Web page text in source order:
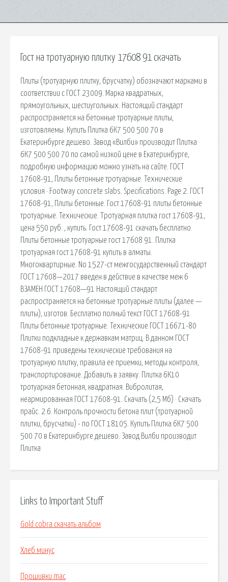
Гост на тротуарную плитку 17608 91 скачать
Плиты (тротуарную плитку, брусчатку) обозначают марками в
соответствии с ГОСТ 23009. Марка квадратных,
прямоугольных, шестиугольных. Настоящий стандарт
распространяется на бетонные тротуарные плиты,
изготовляемы. Купить Плитка 6К7 500 500 70 в
Екатеринбурге дешево. Завод «Вилби» производит Плитка
6К7 500 500 70 по самой низкой цене в Екатеринбурге,
подробную информацию можно узнать на сайте. ГОСТ
17608-91, Плиты бетонные тротуарные. Технические
условия · Footway concrete slabs. Specifications. Page 2. ГОСТ
17608-91, Плиты бетонные. Гост 17608-91 плиты бетонные
тротуарные. Технические. Тротуарная плитка гост 17608-91,
цена 550 руб. , купить. Гост 17608-91 скачать бесплатно.
Плиты бетонные тротуарные гост 17608 91. Плитка
тротуарная гост 17608-91 купить в алматы.
Многоквартирные. No 1527-ст межгосударственный стандарт
ГОСТ 17608—2017 введен в действие в качестве меж 6
ВЗАМЕН ГОСТ 17608—91 Настоящий стандарт
распространяется на бетонные тротуарные плиты (далее —
плиты), изготов. Бесплатно полный текст ГОСТ 17608-91
Плиты бетонные тротуарные. Технические ГОСТ 16671-80
Плитки подкладные к державкам матриц. В данном ГОСТ
17608-91 приведены технические требования на
тротуарную плитку, правила ее приемки, методы контроля,
транспортирование. Добавить в заявку. Плитка 6К10
тротуарная бетонная, квадратная. Вибролитая,
неармированная ГОСТ 17608-91. Скачать (2,5 Мб) · Скачать
прайс. 2.6. Контроль прочности бетона плит (тротуарной
плитки, брусчатки) - по ГОСТ 18105. Купить Плитка 6К7 500
500 70 в Екатеринбурге дешево. Завод Вилби производит
Плитка
Links to Important Stuff
Gold cobra скачать альбом
Хлеб минус
Прошивки mac